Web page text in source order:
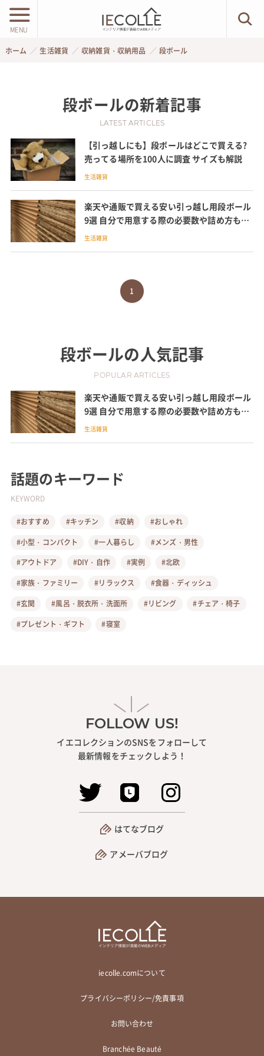
MENU
ホーム 生活雑貨 収納雑貨・収納用品 段ボール
段ボールの新着記事
LATEST ARTICLES
【引っ越しにも】段ボールはどこで買える?
売ってる場所を100人に調査 サイズも解説
生活雑貨
楽天や通販で買える安い引っ越し用段ボール
9選 自分で用意する際の必要数や詰め方も紹
介
生活雑貨
1
段ボールの人気記事
POPULAR ARTICLES
楽天や通販で買える安い引っ越し用段ボール
9選 自分で用意する際の必要数や詰め方も紹
介
生活雑貨
話題のキーワード
KEYWORD
#おすすめ #キッチン #収納
#おしゃれ
#小型・コンパクト
#一人暮らし
#メンズ・男性
#アウトドア
#DIY・自作 #実例
#北欧
#家族・ファミリー
#リラックス
#食器・ディッシュ
#玄関
#風呂・脱衣所・洗面所 #リビング
#チェア・椅子
#プレゼント・ギフト
#寝室
FOLLOW US!
イエコレクションのSNSをフォローして
最新情報をチェックしよう！
はてなブログ
アメーバブログ
iecolle.comについて
プライバシーポリシー/免責事項
お問い合わせ
Branchée Beauté